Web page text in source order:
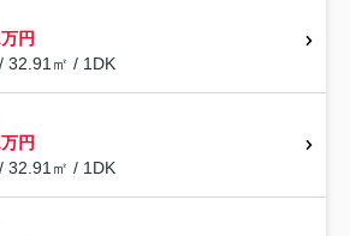
円
32.91㎡ / 1DK
円
32.91㎡ / 1DK